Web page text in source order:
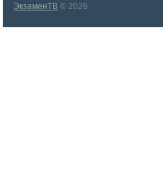
ЭкзаменТВ © 2026